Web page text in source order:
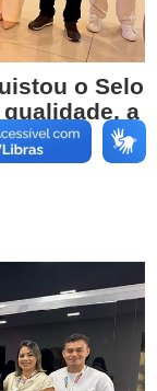
o Selo
a
na